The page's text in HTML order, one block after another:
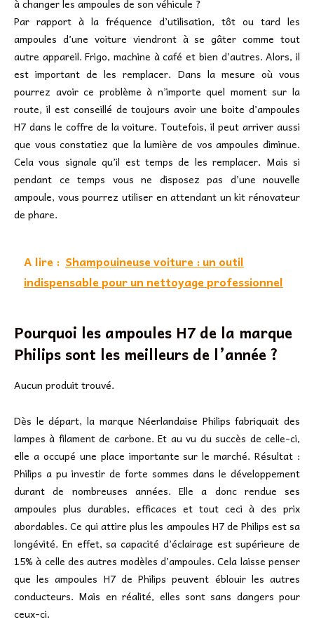
à changer les ampoules de son véhicule ?
Par rapport à la fréquence d’utilisation, tôt ou tard les
ampoules d’une voiture viendront à se gâter comme tout
autre appareil. Frigo, machine à café et bien d’autres. Alors, il
est important de les remplacer. Dans la mesure où vous
pourrez avoir ce problème à n’importe quel moment sur la
route, il est conseillé de toujours avoir une boite d’ampoules
H7 dans le coffre de la voiture. Toutefois, il peut arriver aussi
que vous constatiez que la lumière de vos ampoules diminue.
Cela vous signale qu’il est temps de les remplacer. Mais si
pendant ce temps vous ne disposez pas d’une nouvelle
ampoule, vous pourrez utiliser en attendant un kit rénovateur
de phare.
A lire : Shampouineuse voiture : un outil
indispensable pour un nettoyage professionnel
Pourquoi les ampoules H7 de la marque
Philips sont les meilleurs de l’année ?
Aucun produit trouvé.
Dès le départ, la marque Néerlandaise Philips fabriquait des
lampes à filament de carbone. Et au vu du succès de celle-ci,
elle a occupé une place importante sur le marché. Résultat :
Philips a pu investir de forte sommes dans le développement
durant de nombreuses années. Elle a donc rendue ses
ampoules plus durables, efficaces et tout ceci à des prix
abordables. Ce qui attire plus les ampoules H7 de Philips est sa
longévité. En effet, sa capacité d’éclairage est supérieure de
15% à celle des autres modèles d’ampoules. Cela laisse penser
que les ampoules H7 de Philips peuvent éblouir les autres
conducteurs. Mais en réalité, elles sont sans dangers pour
ceux-ci.